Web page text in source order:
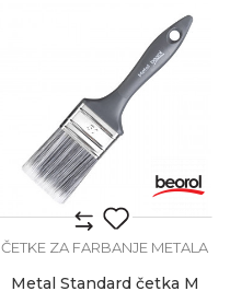
ČETKE ZA FARBANJE METALA
Metal Standard četka M